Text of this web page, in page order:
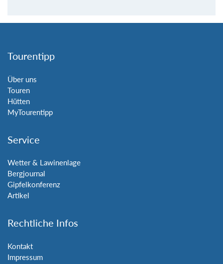
Tourentipp
Über uns
Touren
Hütten
MyTourentipp
Service
Wetter & Lawinenlage
Bergjournal
Gipfelkonferenz
Artikel
Rechtliche Infos
Kontakt
Impressum